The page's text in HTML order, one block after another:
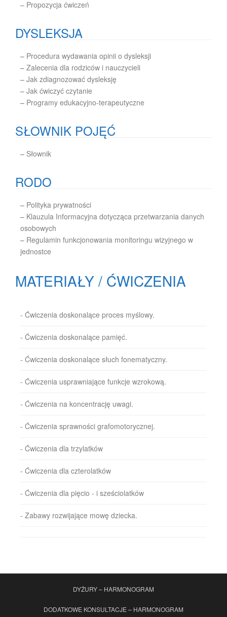
– Propozycja ćwiczeń
DYSLEKSJA
– Procedura wydawania opinii o dysleksji
– Zalecenia dla rodziców i nauczycieli
– Jak zdiagnozować dysleksję
– Jak ćwiczyć czytanie
– Programy edukacyjno-terapeutyczne
SŁOWNIK POJĘĆ
– Słownik
RODO
– Polityka prywatności
– Klauzula Informacyjna dotycząca przetwarzania danych
osobowych
– Regulamin funkcjonowania monitoringu wizyjnego w
jednostce
MATERIAŁY / ĆWICZENIA
- Ćwiczenia doskonalące proces myślowy.
- Ćwiczenia doskonalące pamięć.
- Ćwiczenia doskonalące słuch fonematyczny.
- Ćwiczenia usprawniające funkcje wzrokową.
- Ćwiczenia na koncentrację uwagi.
- Ćwiczenia sprawności grafomotorycznej.
- Ćwiczenia dla trzylatków
- Ćwiczenia dla czterolatków
- Ćwiczenia dla pięcio - i sześciolatków
- Zabawy rozwijające mowę dziecka.
DYŻURY – HARMONOGRAM
DODATKOWE KONSULTACJE – HARMONOGRAM